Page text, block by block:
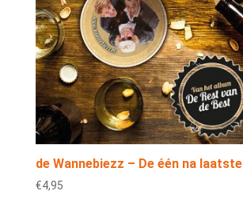
de Wannebiezz – De één na laatste
€4,95